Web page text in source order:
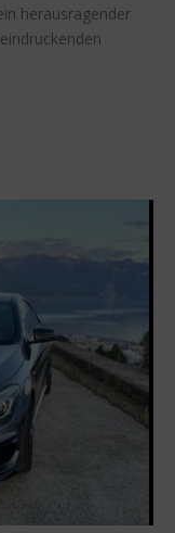
herausragender